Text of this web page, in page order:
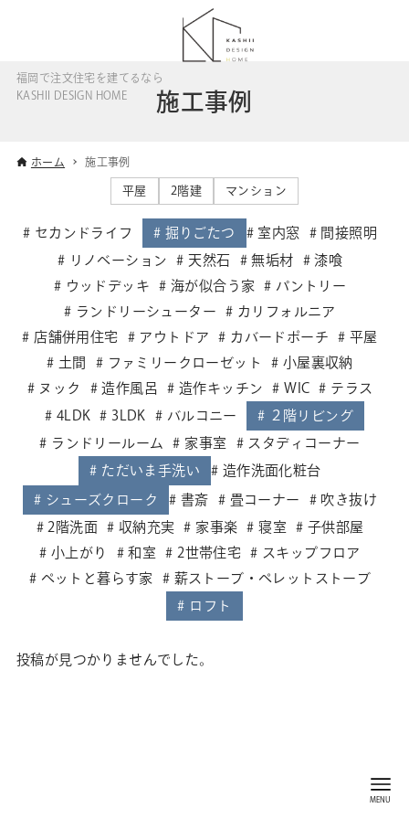
福岡で注文住宅を建てるなら
KASHII DESIGN HOME
施工事例
ホーム 施工事例
平屋 2階建 マンション
セカンドライフ 掘りごたつ 室内窓
間接照明
リノベーション
天然石 無垢材
漆喰
ウッドデッキ
海が似合う家
パントリー
ランドリーシューター
カリフォルニア
店舗併用住宅
アウトドア カバードポーチ
平屋
土間
ファミリークローゼット
小屋裏収納
ヌック
造作風呂 造作キッチン WIC
テラス
4LDK
3LDK バルコニー
２階リビング
ランドリールーム
家事室
スタディコーナー
ただいま手洗い
造作洗面化粧台
シューズクローク 書斎 畳コーナー
吹き抜け
2階洗面
収納充実 家事楽 寝室
子供部屋
小上がり
和室 2世帯住宅
スキップフロア
ペットと暮らす家
薪ストーブ・ペレットストーブ
ロフト
投稿が見つかりませんでした。